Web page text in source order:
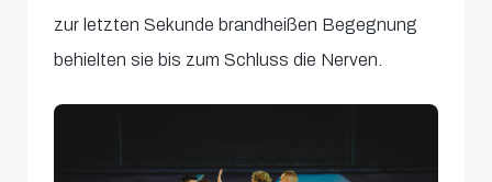
zur letzten Sekunde brandheißen Begegnung
behielten sie bis zum Schluss die Nerven.